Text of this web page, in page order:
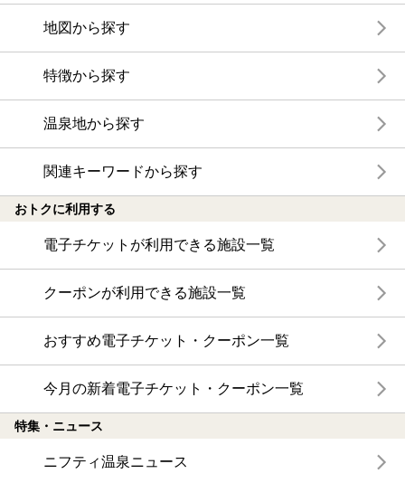
地図から探す
特徴から探す
温泉地から探す
関連キーワードから探す
おトクに利用する
電子チケットが利用できる施設一覧
クーポンが利用できる施設一覧
おすすめ電子チケット・クーポン一覧
今月の新着電子チケット・クーポン一覧
特集・ニュース
ニフティ温泉ニュース